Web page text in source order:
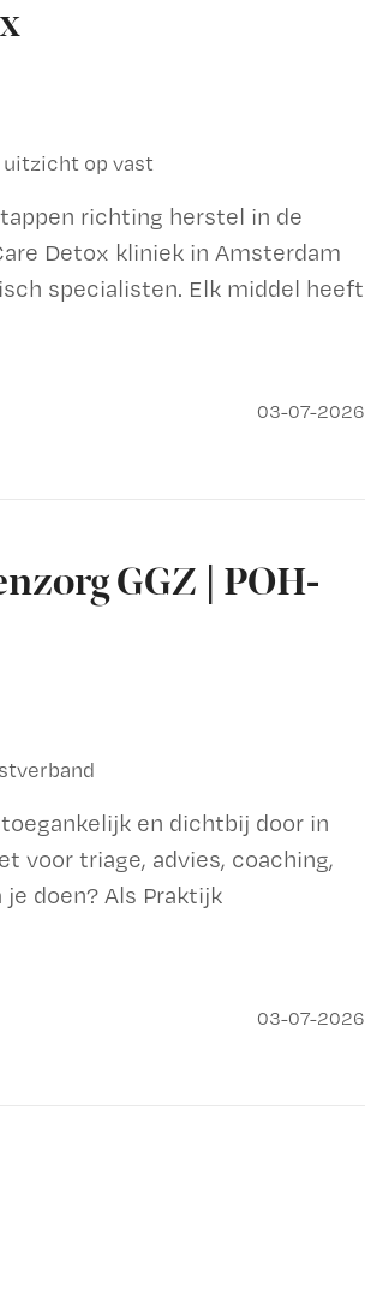
op vast
richting herstel in de
Detox kliniek in Amsterdam
specialisten. Elk middel heeft
03-07-2026
GGZ | POH-
en dichtbij door in
voor triage, advies, coaching,
doen? Als Praktijk
03-07-2026